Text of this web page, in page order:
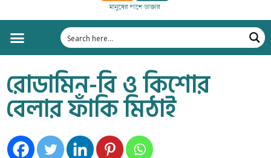
রোডামিন-বি ও কিশোর
বেলার ফাঁকি মিঠাই